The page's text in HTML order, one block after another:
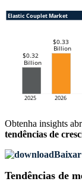
Obtenha insights
tendências de
Tendências de